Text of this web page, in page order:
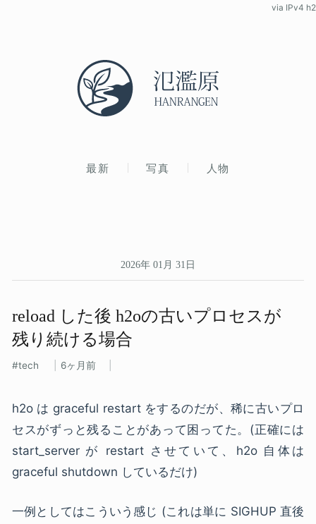
最新 写真 人物
via IPv4 h2
2026年 01月 31日
reload した​後 h2oの​古い​プロセスが​
残り続ける​場合
tech 6ヶ月前
h2o は graceful restart をするのだが、稀に古いプロ
セスがずっと残ることがあって困ってた。(正確には
start_server が restart させていて、h2o 自体は
graceful shutdown しているだけ)
一例としてはこういう感じ (これは単に SIGHUP 直後